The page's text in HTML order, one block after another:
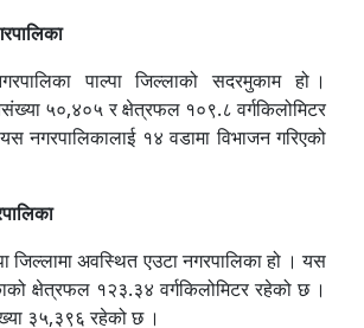
पाल्पा जिल्लाको सदरमुकाम हो ।
५०,४०५ र क्षेत्रफल १०९.८ वर्गकिलोमिटर
नगरपालिकालाई १४ वडामा विभाजन गरिएको
जिल्लामा अवस्थित एउटा नगरपालिका हो । यस
क्षेत्रफल १२३.३४ वर्गकिलोमिटर रहेको छ ।
३५,३९६ रहेको छ ।